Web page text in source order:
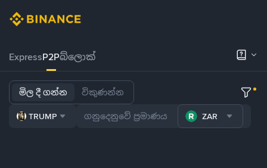
ExpressP2Pබ්ලොක්
මිල දී ගන්න විකුණන්න
TRUMP ZAR